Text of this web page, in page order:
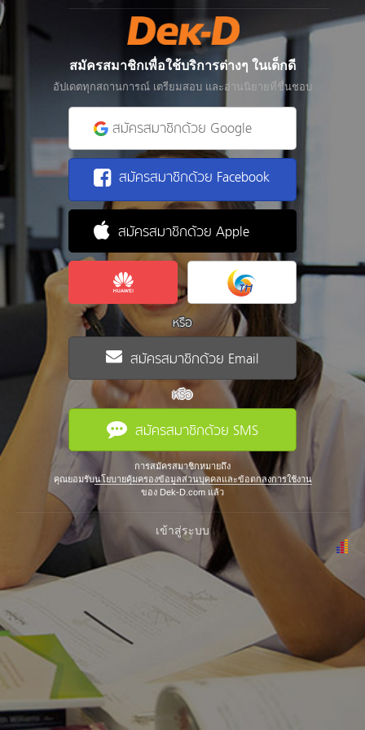
สมัครสมาชิกเพื่อใช้บริการต่างๆ ในเด็กดี
อัปเดตทุกสถานการณ์ เตรียมสอบ และอ่านนิยายที่ชื่นชอบ
สมัครสมาชิกด้วย Google
สมัครสมาชิกด้วย Facebook
สมัครสมาชิกด้วย Apple
หรือ
สมัครสมาชิกด้วย Email
หรือ
สมัครสมาชิกด้วย SMS
การสมัครสมาชิกหมายถึง
คุณยอมรับนโยบายคุ้มครองข้อมูลส่วนบุคคลและข้อตกลงการใช้งาน
ของ Dek-D.com แล้ว
เข้าสู่ระบบ